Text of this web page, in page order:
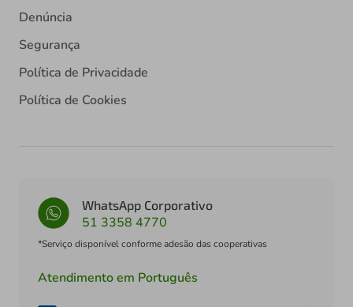
Denúncia
Segurança
Política de Privacidade
Política de Cookies
WhatsApp Corporativo
51 3358 4770
*Serviço disponível conforme adesão das cooperativas
Atendimento em Português